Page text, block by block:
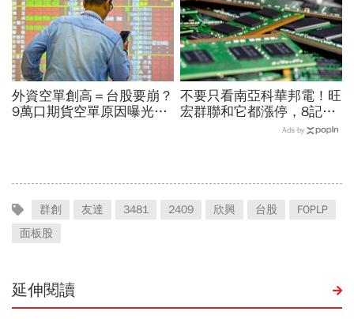
外資空單創高＝台股要崩？
9萬口期貨空單原因曝光！
不要只看南亞科華邦電！旺
宏群聯和它都漲停，8記憶
體股各擁啥利多？華邦電法
Ads by
群創 友達 3481 2409 欣興 台股
FOPLP
面板股
延伸閱讀